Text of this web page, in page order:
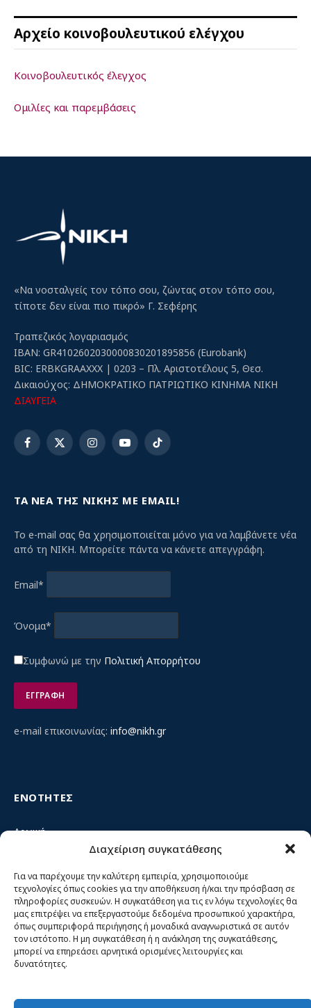
Διαχείριση συγκατάθεσης
Για να παρέχουμε την καλύτερη εμπειρία, χρησιμοποιούμε
τεχνολογίες όπως cookies για την αποθήκευση ή/και την πρόσβαση σε
πληροφορίες συσκευών. Η συγκατάθεση για τις εν λόγω τεχνολογίες θα
μας επιτρέψει να επεξεργαστούμε δεδομένα προσωπικού χαρακτήρα,
όπως συμπεριφορά περιήγησης ή μοναδικά αναγνωριστικά σε αυτόν
τον ιστότοπο. Η μη συγκατάθεση ή η ανάκληση της συγκατάθεσης,
μπορεί να επηρεάσει αρνητικά ορισμένες λειτουργίες και
δυνατότητες.
Αρχείο κοινοβουλευτικού ελέγχου
Κοινοβουλευτικός έλεγχος
Ομιλίες και παρεμβάσεις
«Να νοσταλγείς τον τόπο σου, ζώντας στον τόπο σου,
τίποτε δεν είναι πιο πικρό» Γ. Σεφέρης
Τραπεζικός λογαριασμός
IBAN: GR4102602030000830201895856 (Eurobank)
BIC: ERBKGRAAXXX | 0203 – Πλ. Αριστοτέλους 5, Θεσ.
Δικαιούχος: ΔΗΜΟΚΡΑΤΙΚΟ ΠΑΤΡΙΩΤΙΚΟ ΚΙΝΗΜΑ ΝΙΚΗ
ΔΙΑΥΓΕΙΑ
Facebook
X
InstagramYouTubeTikTok
ΤΑ ΝΕΑ ΤΗΣ ΝΙΚΗΣ ΜΕ EMAIL!
Το e-mail σας θα χρησιμοποιείται μόνο για να λαμβάνετε νέα
από τη ΝΙΚΗ. Μπορείτε πάντα να κάνετε απεγγράφη.
Email*
Όνομα*
Συμφωνώ με την Πολιτική Απορρήτου
e-mail επικοινωνίας: info@nikh.gr
ΕΝΟΤΗΤΕΣ
Αρχική
Κίνημα ΝΙΚΗ – Ποιοι είμαστε, αρχές & δράση
Θέσεις
Πρόσωπα
Όργανα και ομάδες
Βίντεο
Δελτία Τύπου